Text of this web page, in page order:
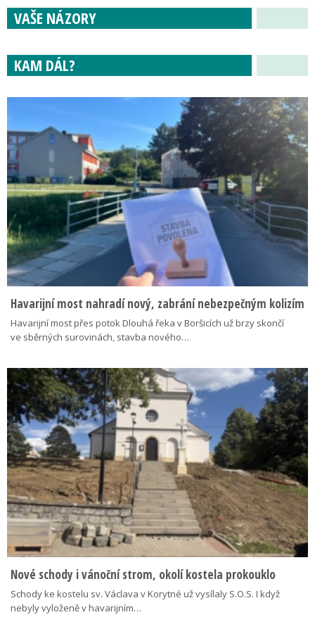
VAŠE NÁZORY
KAM DÁL?
Havarijní most nahradí nový, zabrání nebezpečným kolizím
Havarijní most přes potok Dlouhá řeka v Boršicích už brzy skončí
ve sběrných surovinách, stavba nového…
Nové schody i vánoční strom, okolí kostela prokouklo
Schody ke kostelu sv. Václava v Korytné už vysílaly S.O.S. I když
nebyly vyloženě v havarijním…